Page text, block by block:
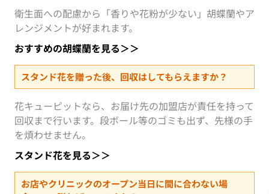
衛生面への配慮から「香りや花粉が少ない」胡蝶蘭やア
レンジメントが好まれます。
おすすめの胡蝶蘭を見る＞＞
スタンド花を贈った後、回収はしてもらえますか？
花キューピットなら、お届け先の加盟店が責任を持って
回収まで行います。段ボール等のゴミも出ず、先様の手
を煩わせません。
スタンド花を見る＞＞
お店やクリニックのオープン当日に間に合わない場